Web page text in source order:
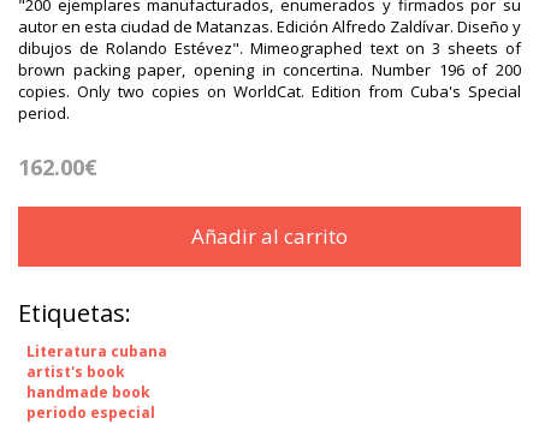
"200 ejemplares manufacturados, enumerados y firmados por su
autor en esta ciudad de Matanzas. Edición Alfredo Zaldívar. Diseño y
dibujos de Rolando Estévez". Mimeographed text on 3 sheets of
brown packing paper, opening in concertina. Number 196 of 200
copies. Only two copies on WorldCat. Edition from Cuba's Special
period.
162.00€
Añadir al carrito
Etiquetas:
Literatura cubana
artist's book
handmade book
periodo especial